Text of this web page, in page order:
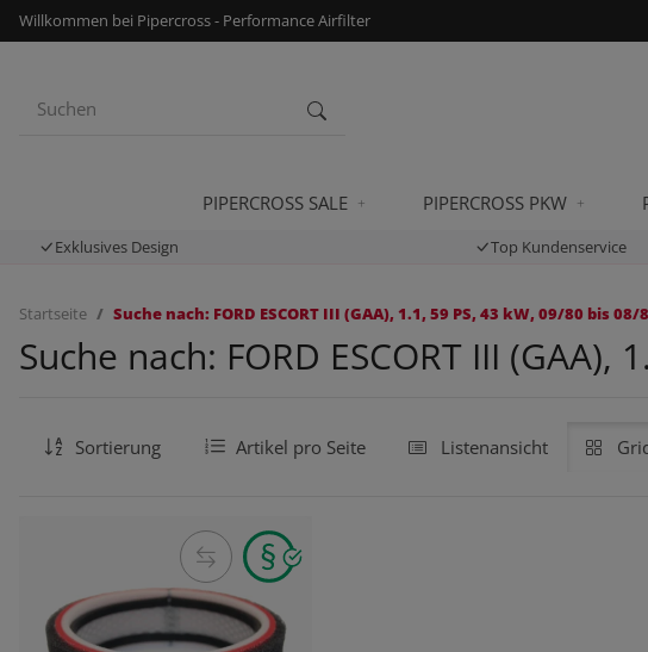
Willkommen bei Pipercross - Performance Airfilter
PIPERCROSS SALE PIPERCROSS PKW
Exklusives Design Top Kundenservice
Startseite Suche nach: FORD ESCORT III (GAA), 1.1, 59 PS, 43 kW, 09/80 bis 08/
Suche nach: FORD ESCORT III
Sortierung Artikel pro Seite Listenansicht